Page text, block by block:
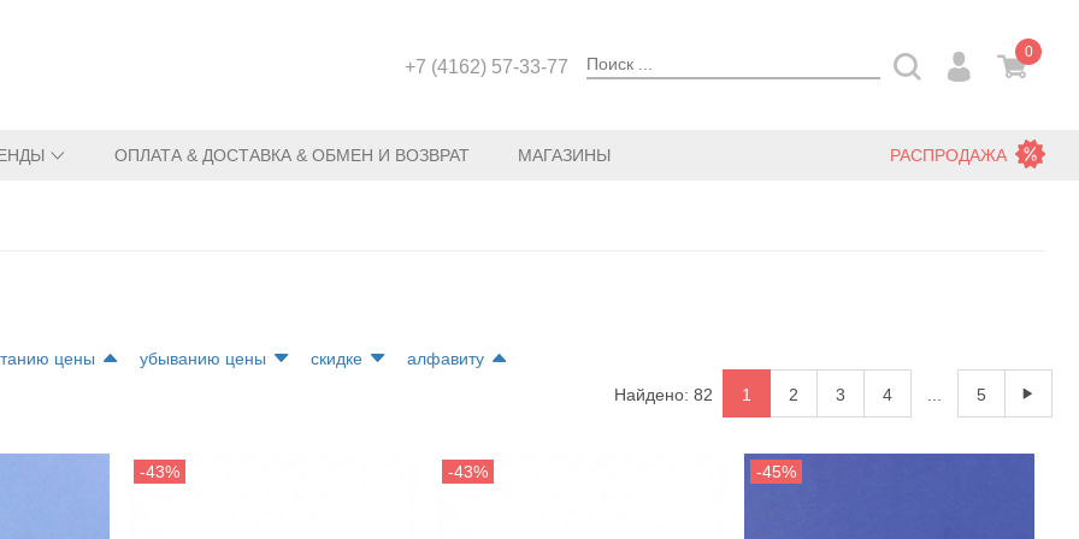
+7 (4162) 57-33-77
0
ОПЛАТА & ДОСТАВКА & ОБМЕН И ВОЗВРАТ МАГАЗИНЫ РАСПРОДАЖА
цены убыванию цены скидке
алфавиту
Найдено: 82
1 2 3 4 5